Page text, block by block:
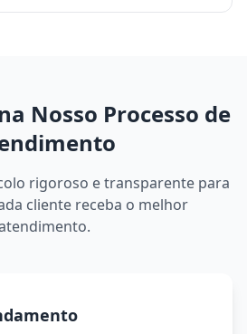
Nosso Processo de
rigoroso e transparente para
cliente receba o melhor